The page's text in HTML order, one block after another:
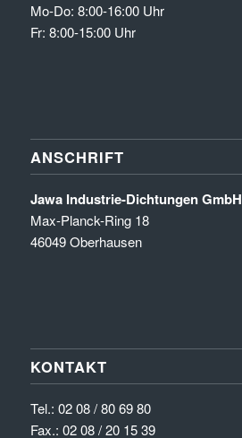
Mo-Do: 8:00-16:00 Uhr
Fr: 8:00-15:00 Uhr
ANSCHRIFT
Jawa Industrie-Dichtungen GmbH
Max-Planck-Ring 18
46049 Oberhausen
KONTAKT
Tel.: 02 08 / 80 69 80
Fax.: 02 08 / 20 15 39